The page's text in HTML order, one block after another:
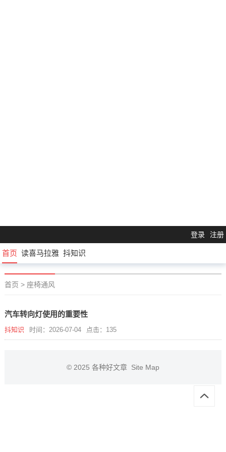
登录 注册
首页 读喜马拉雅 抖知识
首页 > 座椅通风
汽车转向灯使用的重要性
抖知识 时间：2026-07-04 点击：135
© 2025 各种好文章 Site Map